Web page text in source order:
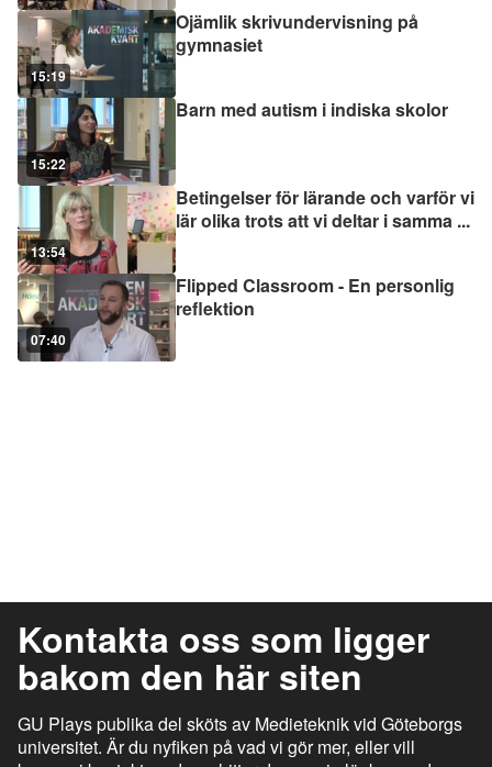
15:19
Ojämlik skrivundervisning på
gymnasiet
15:22
Barn med autism i indiska skolor
13:54
Betingelser för lärande och varför vi
lär olika trots att vi deltar i samma ...
07:40
Flipped Classroom - En personlig
reflektion
Kontakta oss som ligger
bakom den här siten
GU Plays publika del sköts av Medieteknik vid Göteborgs
universitet. Är du nyfiken på vad vi gör mer, eller vill